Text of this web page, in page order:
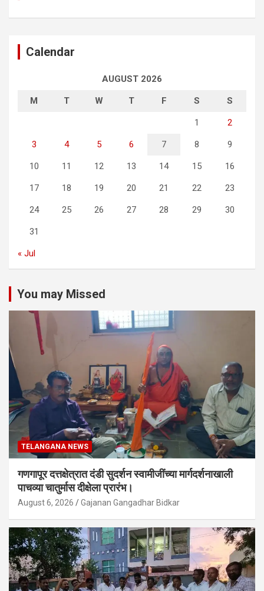
Calendar
AUGUST 2026
M T W T F S S
1 2
3 4 5 6 7 8 9
10 11 12 13 14 15 16
17 18 19 20 21 22 23
24 25 26 27 28 29 30
31
« Jul
You may Missed
TELANGANA NEWS
गणगापूर दत्तक्षेत्रात दंडी सुदर्शन स्वामीजींच्या मार्गदर्शनाखाली
पाचव्या चातुर्मास दीक्षेला प्रारंभ।
August 6, 2026 Gajanan Gangadhar Bidkar